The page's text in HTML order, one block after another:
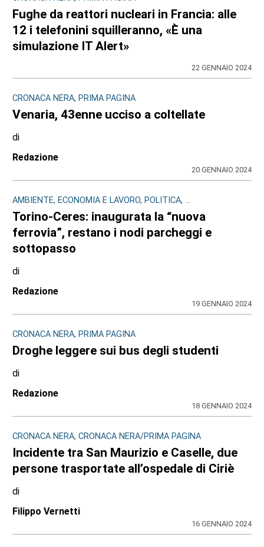
Fughe da reattori nucleari in Francia: alle
12 i telefonini squilleranno, «È una
simulazione IT Alert»
22 GENNAIO 2024
CRONACA NERA, PRIMA PAGINA
Venaria, 43enne ucciso a coltellate
di
Redazione
20 GENNAIO 2024
AMBIENTE, ECONOMIA E LAVORO, POLITICA, ...
Torino-Ceres: inaugurata la “nuova
ferrovia”, restano i nodi parcheggi e
sottopasso
di
Redazione
19 GENNAIO 2024
CRONACA NERA, PRIMA PAGINA
Droghe leggere sui bus degli studenti
di
Redazione
18 GENNAIO 2024
CRONACA NERA, CRONACA NERA/PRIMA PAGINA
Incidente tra San Maurizio e Caselle, due
persone trasportate all’ospedale di Ciriè
di
Filippo Vernetti
16 GENNAIO 2024